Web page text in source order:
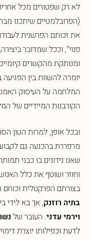
לא רק שפטורים מכל
(הפרובלמטיים שיתכנו
את זכותם הפרשנית
פנוי”, וככל שמדובר
ומנותקת מהקשרים
יומרה להשוות בין
המלחמה על העיסוק
הקורבנות המיידיים של
ובכל אופן, למרות הטון
מרפררת בהכנעה גם לקבוע
שאנו נידונים בו כבני
וחוזר ושוטף את כלל
בצורתם הפרקטלית וכוחם
בתיה רוזנק, אך בא לידי
וירמי עדני. העובר של
לדעת וכפילותו יוצרת